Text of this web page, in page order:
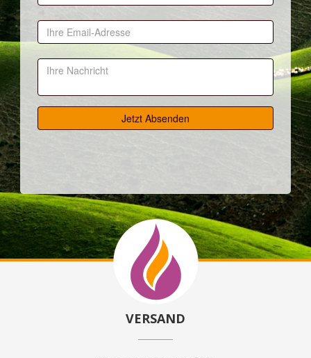
VERSAND